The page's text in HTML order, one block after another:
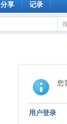
分享 记录
您
用户登录